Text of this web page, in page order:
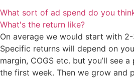
What sort of ad spend do you
What's the return like?
On average we would start with
Specific returns will depend on
margin, COGS etc. but you’ll see
the first week. Then we grow and